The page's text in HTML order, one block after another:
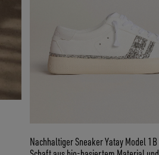
Nachhaltiger Sneaker Yatay Model